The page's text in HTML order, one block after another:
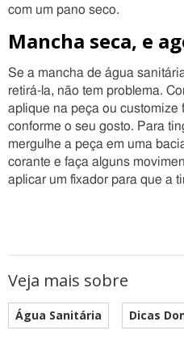
com um pano seco.
Mancha seca, e
Se a mancha de água
retirá-la, não tem problema.
aplique na peça ou customize
conforme o seu gosto. Para
mergulhe a peça em uma
corante e faça alguns
aplicar um fixador para que a
Veja mais sobre
Água Sanitária Dicas